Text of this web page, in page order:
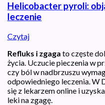
Helicobacter pyroli:
leczenie
Czytaj
Refluks i zgaga to częste
życia. Uczucie pieczenia w
czy ból w nadbrzuszu
odpowiedniego leczenia. W
się z lekarzem online i
leki na zgagę.